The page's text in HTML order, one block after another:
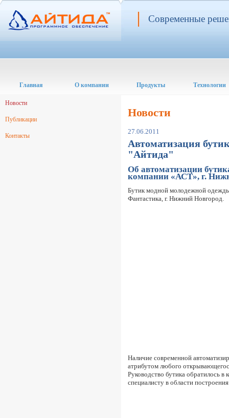
Современные
Главная О компании Продукты Технологии
Новости
Публикации
Контакты
Новости
27.06.2011
Автоматизация
"Айтида"
Об автоматизации
компании «АСТ», г.
Бутик модной молодежной
Фантастика, г. Нижний Новгород.
Наличие современной
атрибутом любого
Руководство бутика обратилось
специалисту в области